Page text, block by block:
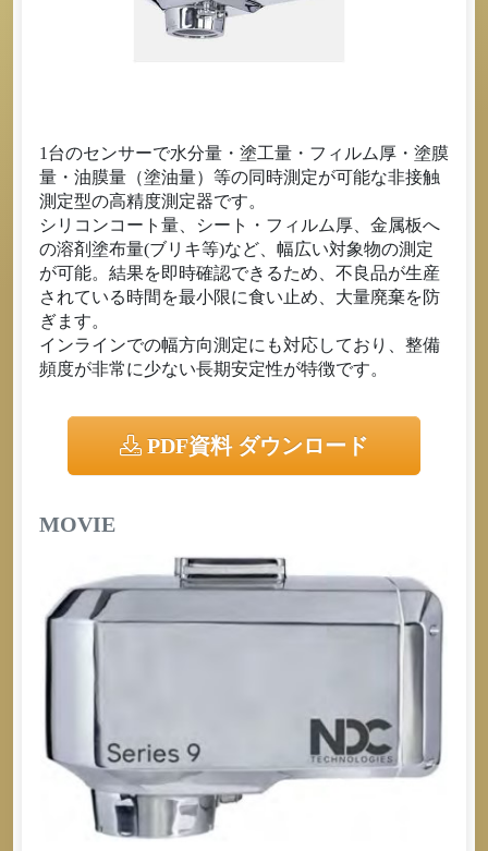
1台のセンサーで水分量・塗工量・フィルム厚・塗膜
量・油膜量（塗油量）等の同時測定が可能な非接触
測定型の高精度測定器です。
シリコンコート量、シート・フィルム厚、金属板へ
の溶剤塗布量(ブリキ等)など、幅広い対象物の測定
が可能。結果を即時確認できるため、不良品が生産
されている時間を最小限に食い止め、大量廃棄を防
ぎます。
インラインでの幅方向測定にも対応しており、整備
頻度が非常に少ない長期安定性が特徴です。
PDF資料 ダウンロード
MOVIE